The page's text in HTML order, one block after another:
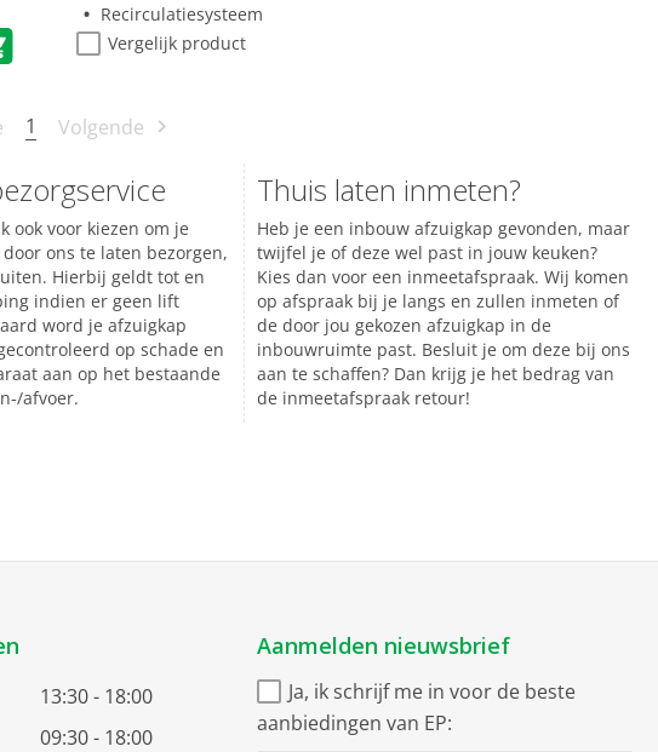
Recirculatiesysteem
Vergelijk product
1 Volgende
ook voor kiezen om je
ons te laten bezorgen,
Hierbij geldt tot en
indien er geen lift
word je afzuigkap
op schade en
aan op het bestaande
afvoer.
Thuis laten inmeten?
Heb je een inbouw afzuigkap gevonden, maar
twijfel je of deze wel past in jouw keuken?
Kies dan voor een inmeetafspraak. Wij komen
op afspraak bij je langs en zullen inmeten of
de door jou gekozen afzuigkap in de
inbouwruimte past. Besluit je om deze bij ons
aan te schaffen? Dan krijg je het bedrag van
de inmeetafspraak retour!
13:30 - 18:00
09:30 - 18:00
Aanmelden nieuwsbrief
Ja, ik schrijf me in voor de beste
aanbiedingen van EP: